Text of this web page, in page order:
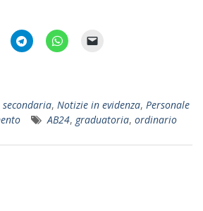
, Notizie in evidenza, Personale
AB24, graduatoria, ordinario